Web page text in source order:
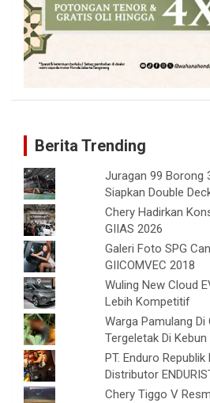
Berita Trending
Juragan 99 Borong
Siapkan Double
Chery Hadirkan
GIIAS 2026
Galeri Foto SPG
GIICOMVEC 2018
Wuling New Cloud
Lebih Kompetitif
Warga Pamulang
Tergeletak Di
PT. Enduro
Distributor
Chery Tiggo V